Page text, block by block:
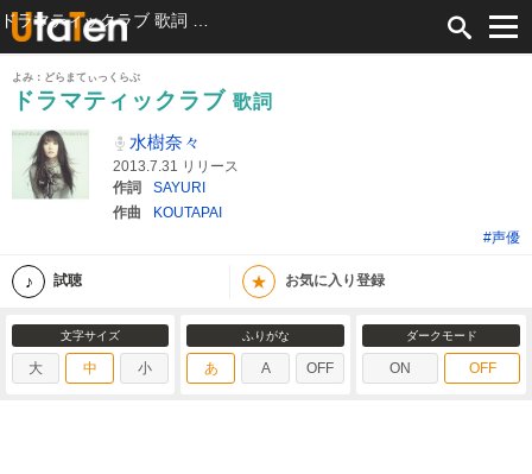
よみ：どらまてぃっくらぶ
ドラマティックラブ 歌詞
水樹奈々
2013.7.31 リリース
作詞
SAYURI
作曲
KOUTAPAI
#声優
試聴 ★ お気に入り登録
文字サイズ
大 中 小
ふりがな
あ A OFF
ダークモード
ON OFF